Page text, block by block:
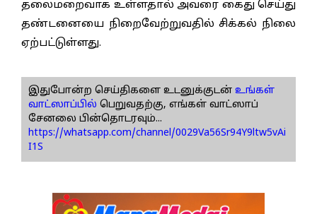
தலைமறைவாக உள்ளதால் அவரை கைது செய்து
தண்டனையை நிறைவேற்றுவதில் சிக்கல் நிலை
ஏற்பட்டுள்ளது.
இதுபோன்ற செய்திகளை உடனுக்குடன் உங்கள்
வாட்ஸாப்பில் பெறுவதற்கு, எங்கள் வாட்ஸாப்
சேனலை பின்தொடரவும்...
https://whatsapp.com/channel/0029Va56Sr94Y9ltw5vAi
I1S